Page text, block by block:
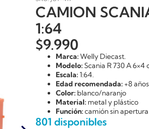
CAMION
1:64
$9.990
Marca:Welly Diecast.
Modelo:Scania R 730 A 6×4
Escala:1:64.
Edad recomendada: +8
Color: blanco/naranjo
Material: metal y plástico
Función:camión sin
801 disponibles